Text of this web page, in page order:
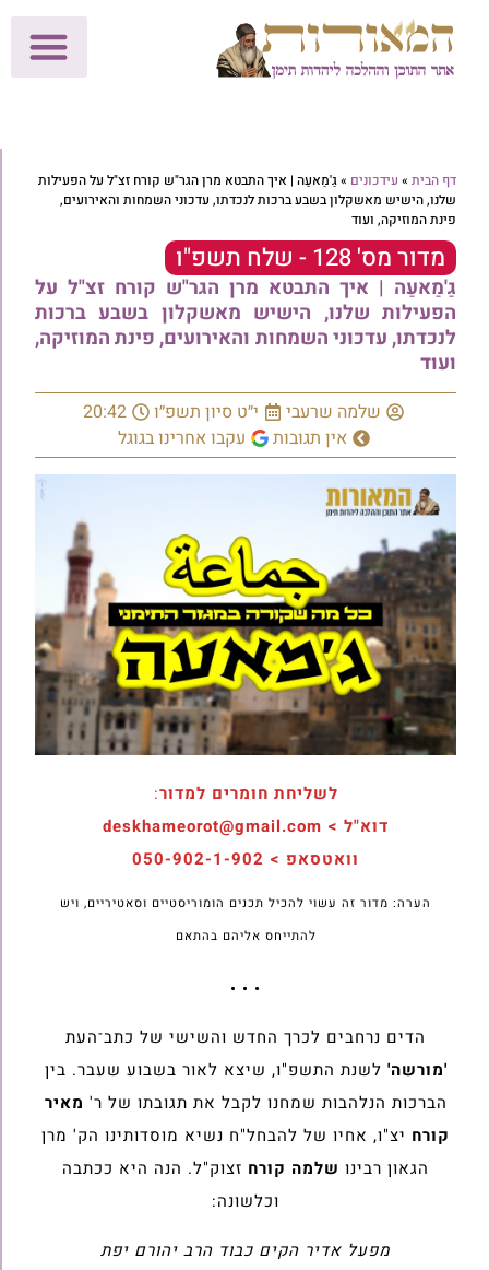
דף הבית » עידכונים »גַ'מַאעַה | איך התבטא מרן הגר"ש קורח זצ"ל על הפעילות
שלנו, הישיש מאשקלון בשבע ברכות לנכדתו, עדכוני השמחות והאירועים,
פינת המוזיקה, ועוד
מדור מס' 128 - שלח תשפ"ו
גַ'מַאעַה | איך התבטא מרן הגר"ש קורח זצ"ל על
הפעילות שלנו, הישיש מאשקלון בשבע ברכות
לנכדתו, עדכוני השמחות והאירועים, פינת המוזיקה,
ועוד
שלמה שרעבי י״ט סיון תשפ״ו
20:42
אין תגובות
עקבו אחרינו בגוגל
לשליחת חומרים למדור:
דוא"ל > deskhameorot@gmail.com
וואטסאפ > 050-902-1-902
הערה: מדור זה עשוי להכיל תכנים הומוריסטיים וסאטיריים, ויש
להתייחס אליהם בהתאם
• • •
הדים נרחבים לכרך החדש והשישי של כתב־העת
'מורשה' לשנת התשפ"ו, שיצא לאור בשבוע שעבר. בין
הברכות הנלהבות שמחנו לקבל את תגובתו של ר' מאיר
קורח יצ"ו, אחיו של להבחל"ח נשיא מוסדותינו הק' מרן
הגאון רבינו שלמה קורח זצוק"ל. הנה היא ככתבה
וכלשונה:
מפעל אדיר הקים כבוד הרב יהורם יפת